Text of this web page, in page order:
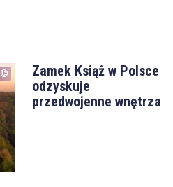
Zamek Książ w Polsce
odzyskuje
przedwojenne wnętrza